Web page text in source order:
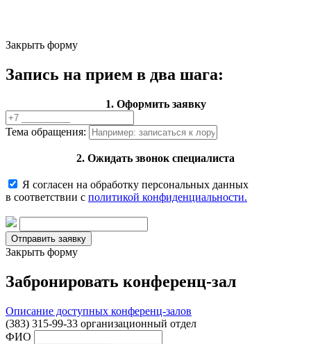
Закрыть форму
Запись на прием в два шага:
1. Оформить заявку
Тема обращения:
2. Ожидать звонок специалиста
Я согласен на обработку персональных данных
в соответствии с политикой конфиденциальности.
Закрыть форму
Забронировать конференц-зал
Описание доступных конференц-залов
(383) 315-99-33 организационный отдел
ФИО